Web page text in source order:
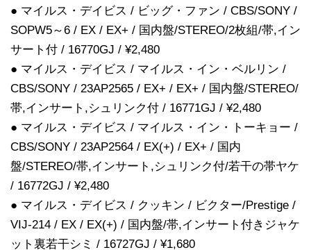
● マイルス・デイビス / ビッグ・ファン / CBS/SONY /
SOPW5～6 / EX / EX+ / 国内盤/STEREO/2枚組/帯,イン
サート付 / 16770GJ / ¥2,480
● マイルス・デイビス / マイルス・イン・ベルリン /
CBS/SONY / 23AP2565 / EX+ / EX+ / 国内盤/STEREO/
帯,インサート,シュリンク付 / 16771GJ / ¥2,480
● マイルス・デイビス / マイルス・イン・トーキョー /
CBS/SONY / 23AP2564 / EX(+) / EX+ / 国内
盤/STEREO/帯,インサート,シュリンク付/若干の帯ヤケ
/ 16772GJ / ¥2,480
● マイルス・デイビス / クッキン / ビクター/Prestige /
VIJ-214 / EX / EX(+) / 国内盤/帯,インサート付きジャケ
ット裏若干シミ / 16727GJ / ¥1,680